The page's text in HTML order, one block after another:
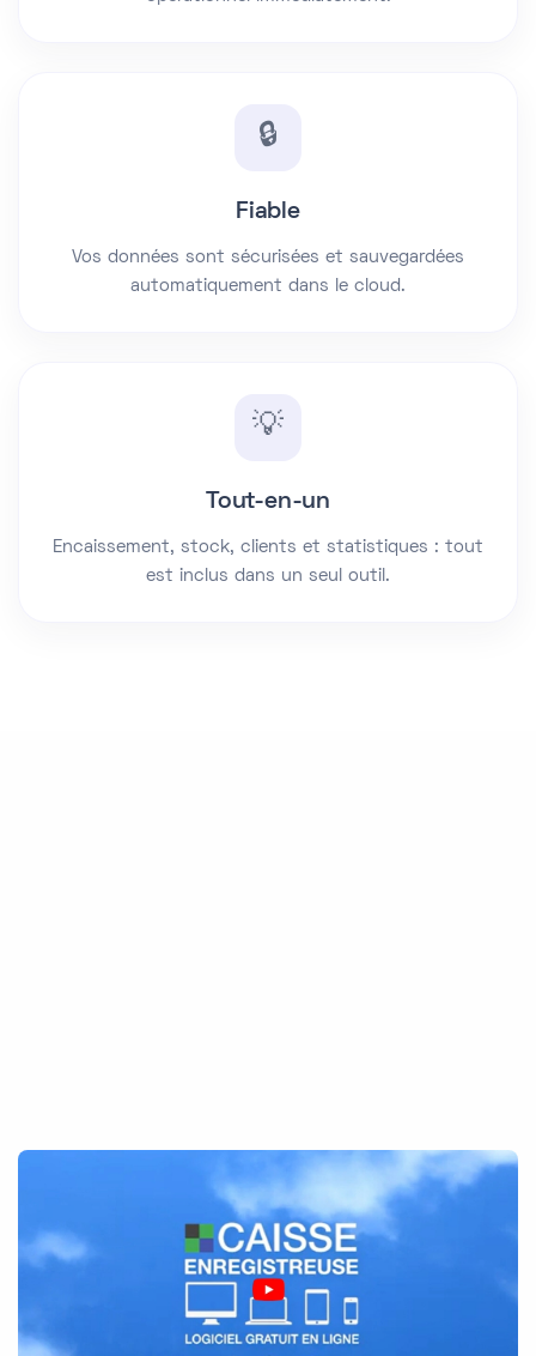
🔒
Fiable
Vos données sont sécurisées et sauvegardées
automatiquement dans le cloud.
💡
Tout-en-un
Encaissement, stock, clients et statistiques : tout
est inclus dans un seul outil.